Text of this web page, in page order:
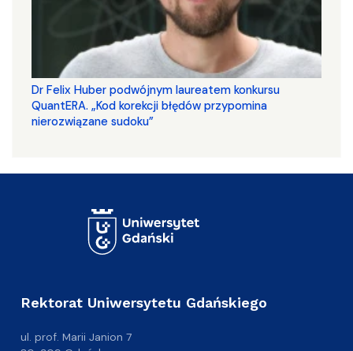
Dr Felix Huber podwójnym laureatem konkursu
QuantERA. „Kod korekcji błędów przypomina
nierozwiązane sudoku”
Rektorat Uniwersytetu Gdańskiego
ul. prof. Marii Janion 7